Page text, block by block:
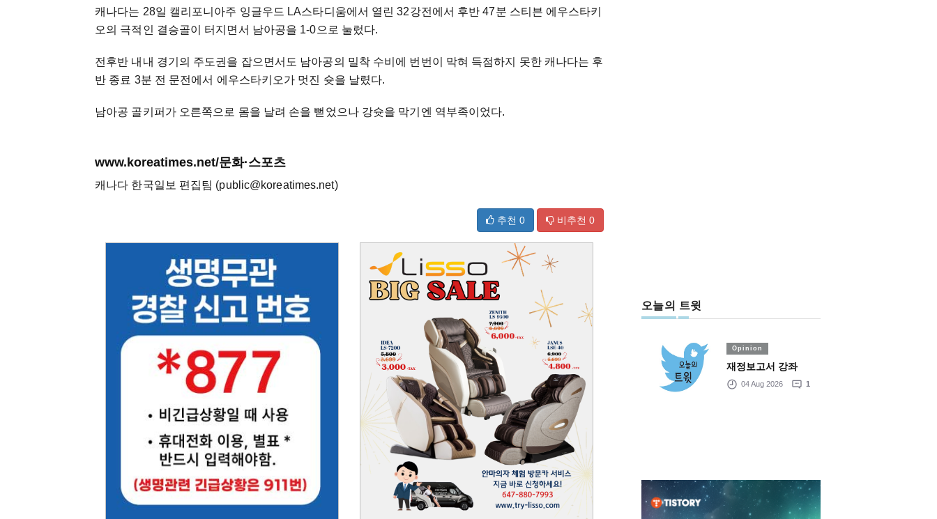
캐나다는 28일 캘리포니아주 잉글우드 LA스타디움에서 열린 32강전에서 후반 47분 스티븐 에우스타키
오의 극적인 결승골이 터지면서 남아공을 1-0으로 눌렀다.
전후반 내내 경기의 주도권을 잡으면서도 남아공의 밀착 수비에 번번이 막혀 득점하지 못한 캐나다는 후
반 종료 3분 전 문전에서 에우스타키오가 멋진 슛을 날렸다.
남아공 골키퍼가 오른쪽으로 몸을 날려 손을 뻗었으나 강슛을 막기엔 역부족이었다.
www.koreatimes.net/문화·스포츠
캐나다 한국일보 편집팀 (public@koreatimes.net)
추천 0 비추천 0
오늘의 트윗
Opinion
재정보고서 강좌
04 Aug 2026 1